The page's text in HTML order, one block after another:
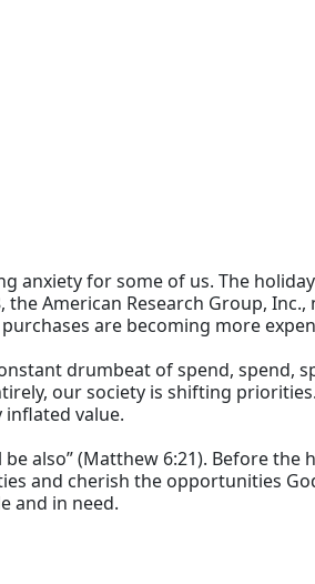
anxiety for some of us. The
American Research Group,
are becoming more
drumbeat of spend, spend,
our society is shifting
value.
also” (Matthew 6:21). Before
and cherish the opportunities
and in need.